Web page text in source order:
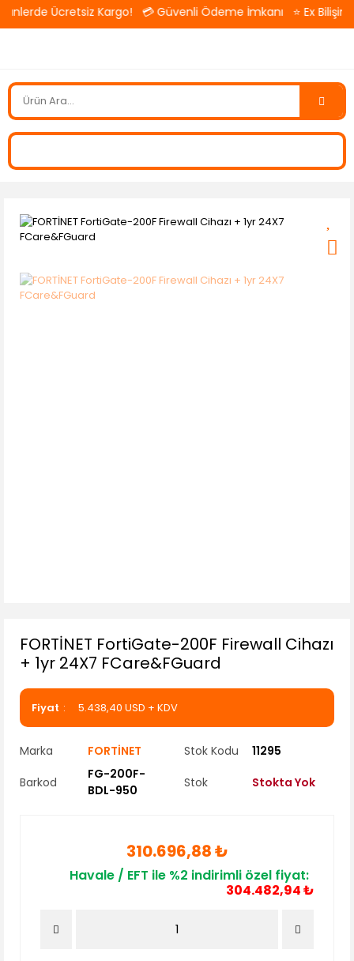
Ücretsiz Kargo! 💳 Güvenli Ödeme İmkanı ⭐ Ex Bilişim —
FORTİNET FortiGate-200F Firewall Cihazı
+ 1yr 24X7 FCare&FGuard
Fiyat 5.438,40 USD + KDV
Marka FORTİNET Stok Kodu
11295
Barkod
FG-200F-
BDL-950
Stok Stokta Yok
310.696,88 ₺
Havale / EFT ile %2 indirimli özel fiyat:
304.482,94 ₺